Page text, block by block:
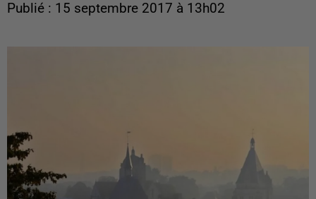
Publié : 15 septembre 2017 à 13h02